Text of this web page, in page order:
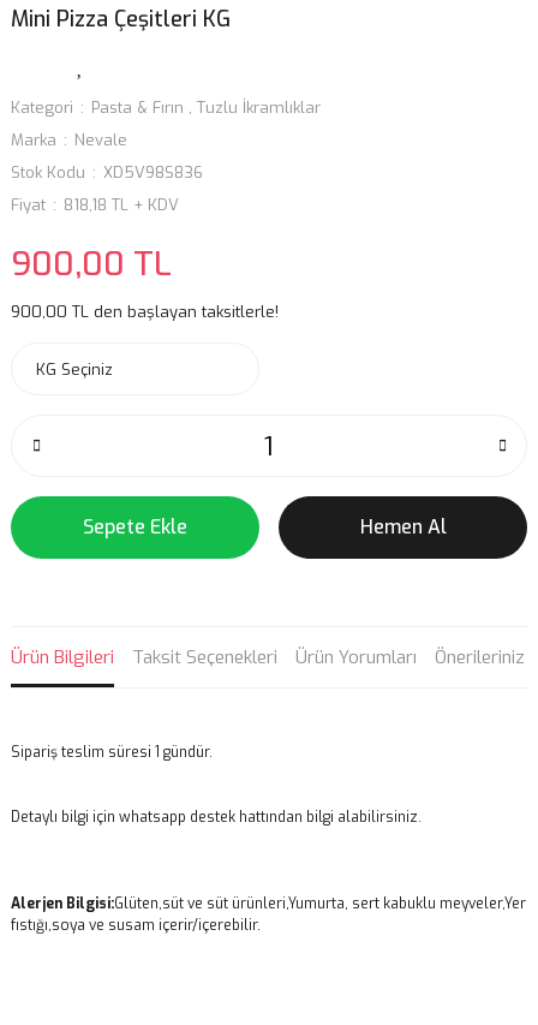
Mini Pizza Çeşitleri KG
Kategori Pasta & Fırın , Tuzlu İkramlıklar
Marka
Nevale
Stok Kodu
XD5V98S836
Fiyat
818,18 TL + KDV
900,00 TL
900,00 TL den başlayan taksitlerle!
Sepete Ekle Hemen Al
Ürün Bilgileri Taksit Seçenekleri Ürün Yorumları Önerileriniz
Sipariş teslim süresi 1 gündür.
Detaylı bilgi için whatsapp destek hattından bilgi alabilirsiniz.
Alerjen Bilgisi:Glüten,süt ve süt ürünleri,Yumurta, sert kabuklu meyveler,Yer
fıstığı,soya ve susam içerir/içerebilir.